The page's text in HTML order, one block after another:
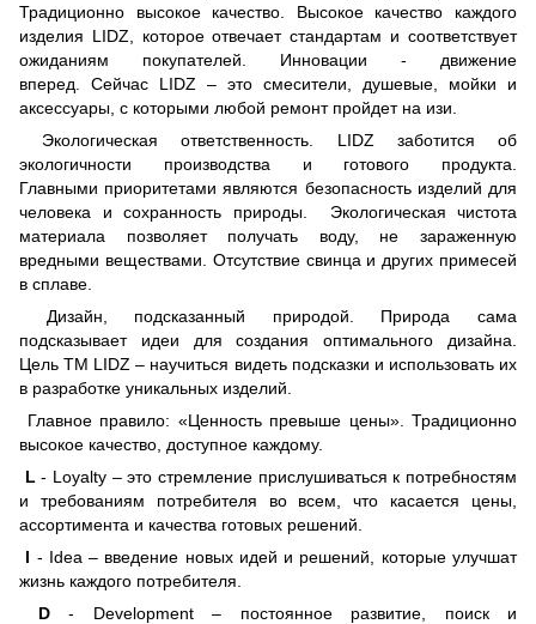
Традиционно высокое качество. Высокое качество каждого
изделия LIDZ, которое отвечает стандартам и соответствует
ожиданиям покупателей. Инновации - движение
вперед. Сейчас LIDZ – это смесители, душевые, мойки и
аксессуары, с которыми любой ремонт пройдет на изи.
Экологическая ответственность. LIDZ заботится об
экологичности производства и готового продукта.
Главными приоритетами являются безопасность изделий для
человека и сохранность природы. Экологическая чистота
материала позволяет получать воду, не зараженную
вредными веществами. Отсутствие свинца и других примесей
в сплаве.
Дизайн, подсказанный природой. Природа сама
подсказывает идеи для создания оптимального дизайна.
Цель ТМ LIDZ – научиться видеть подсказки и использовать их
в разработке уникальных изделий.
Главное правило: «Ценность превыше цены». Традиционно
высокое качество, доступное каждому.
L - Loyalty – это стремление прислушиваться к потребностям
и требованиям потребителя во всем, что касается цены,
ассортимента и качества готовых решений.
I - Idea – введение новых идей и решений, которые улучшат
жизнь каждого потребителя.
D- Development – ​​постоянное развитие, поиск и